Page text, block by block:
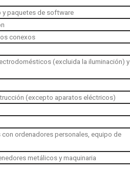
y paquetes de software
conexos
(excluida la iluminación) y
(excepto aparatos eléctricos)
ordenadores personales, equipo de
metálicos y maquinaria